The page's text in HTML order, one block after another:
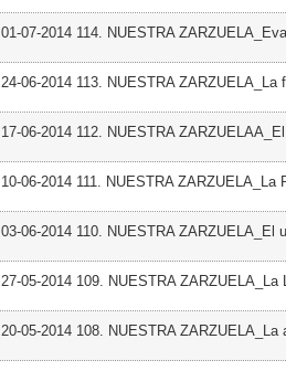
01-07-2014 114. NUESTRA ZARZUELA_Eva
24-06-2014 113. NUESTRA ZARZUELA_La
17-06-2014 112. NUESTRA
10-06-2014 111. NUESTRA ZARZUELA_La
03-06-2014 110. NUESTRA ZARZUELA_El
27-05-2014 109. NUESTRA ZARZUELA_La
20-05-2014 108. NUESTRA ZARZUELA_La